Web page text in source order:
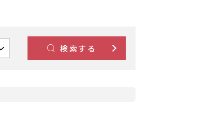
検索する